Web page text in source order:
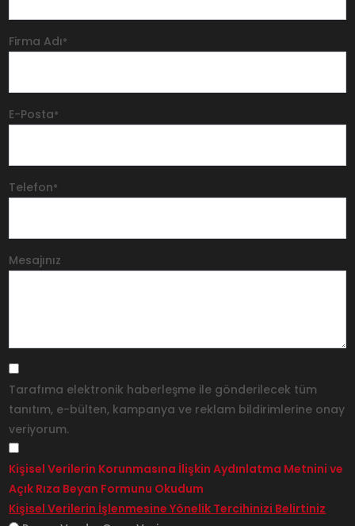
Firma Adı*
E-Posta*
Telefon*
Mesajınız
Tarafıma elektronik haberleşme ile gönderilecek tüm
tanıtım, e-bülten, kampanya ve reklam bildirimlerine onay
veriyorum.
Kişisel Verilerin Korunmasına İlişkin Aydınlatma Metnini ve
Açık Rıza Beyan Formunu Okudum
Kişisel Verilerin İşlenmesine Yönelik Tercihinizi Belirtiniz